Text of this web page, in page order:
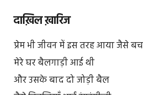
दाख़िल ख़ारिज
प्रेम भी जीवन में इस तरह आया जैसे
मेरे घर बैलगाड़ी आई थी
और उसके बाद दो जोड़ी बैल